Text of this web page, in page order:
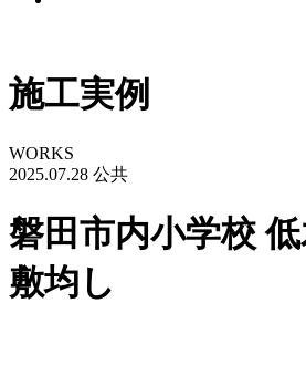
施工実例
WORKS
2025.07.28 公共
磐田市内小学校
敷均し